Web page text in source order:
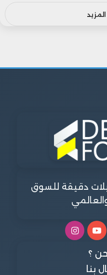
دقيقة للسوق
يوتيوبانستقرام
؟
بنا